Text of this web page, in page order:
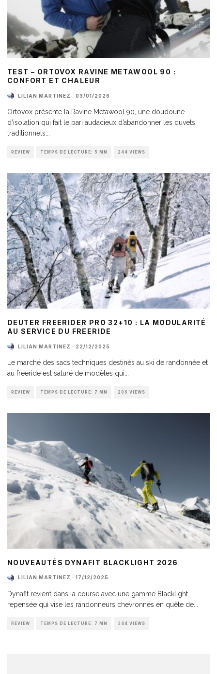
TEST – ORTOVOX RAVINE METAWOOL 90 :
CONFORT ET CHALEUR
LILIAN MARTINEZ · 03/01/2026
Ortovox présente la Ravine Metawool 90, une doudoune
d’isolation qui fait le pari audacieux d’abandonner les duvets
traditionnels...
REVIEW TEMPS DE LECTURE: 5 MN 244 VIEWS
DEUTER FREERIDER PRO 32+10 : LA MODULARITÉ
AU SERVICE DU FREERIDE
LILIAN MARTINEZ · 22/12/2025
Le marché des sacs techniques destinés au ski de randonnée et
au freeride est saturé de modèles qui
REVIEW TEMPS DE LECTURE: 7 MN 206 VIEWS
NOUVEAUTÉS DYNAFIT BLACKLIGHT 2026
LILIAN MARTINEZ · 17/12/2025
Dynafit revient dans la course avec une gamme Blacklight
repensée qui vise les randonneurs chevronnés en quête de
REVIEW TEMPS DE LECTURE: 7 MN 344 VIEWS